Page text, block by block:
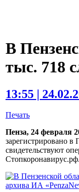
В
тыс. 718
13:55 |
Печать
Пенза, 24 февраля
зарегистрировано в
свидетельствуют
Стопкоронавирус.рф.